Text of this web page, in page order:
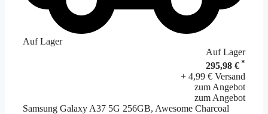
Auf Lager
Auf Lager
295,98 € *
+ 4,99 € Versand
zum Angebot
zum Angebot
Samsung Galaxy A37 5G 256GB, Awesome Charcoal